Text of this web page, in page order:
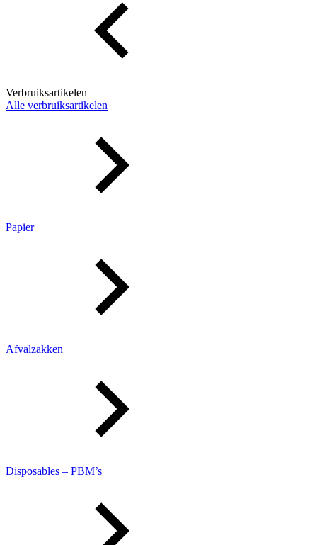
Verbruiksartikelen
Alle verbruiksartikelen
Papier
Afvalzakken
Disposables – PBM’s